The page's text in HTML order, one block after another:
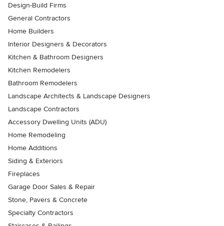
Design-Build Firms
General Contractors
Home Builders
Interior Designers & Decorators
Kitchen & Bathroom Designers
Kitchen Remodelers
Bathroom Remodelers
Landscape Architects & Landscape Designers
Landscape Contractors
Accessory Dwelling Units (ADU)
Home Remodeling
Home Additions
Siding & Exteriors
Fireplaces
Garage Door Sales & Repair
Stone, Pavers & Concrete
Specialty Contractors